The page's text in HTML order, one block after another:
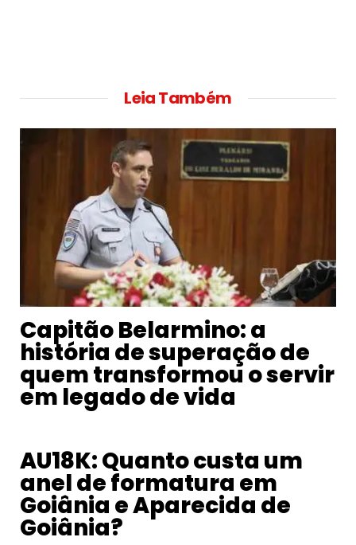
Leia Também
Capitão Belarmino: a
história de superação de
quem transformou o servir
em legado de vida
AU18K: Quanto custa um
anel de formatura em
Goiânia e Aparecida de
Goiânia?